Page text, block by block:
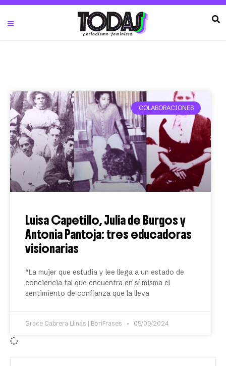
COLABORACIONES
Luisa Capetillo, Julia de Burgos y
Antonia Pantoja: tres educadoras
visionarias
“La mujer que estudia y lee llega a un estado de
conciencia tal que encuentra en sí misma el
sentimiento de confianza que la lleva
Grace Cabrera Llinás | BoriFrases 09/09/2024